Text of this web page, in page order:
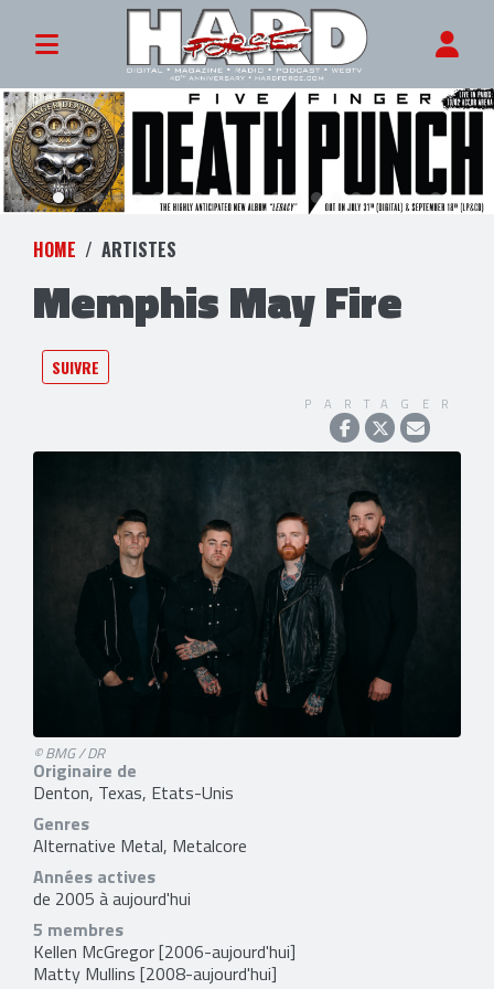
HOME ARTISTES
Memphis May Fire
SUIVRE
PARTAGER
© BMG / DR
Originaire de
Denton, Texas, Etats-Unis
Genres
Alternative Metal, Metalcore
Années actives
de 2005 à aujourd'hui
5 membres
Kellen McGregor[2006-aujourd'hui]
Matty Mullins [2008-aujourd'hui]